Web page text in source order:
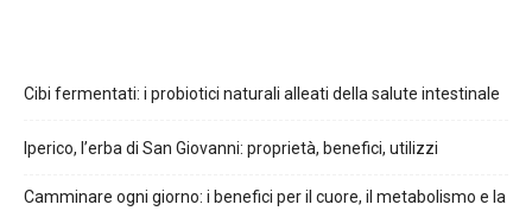
Cibi fermentati: i probiotici naturali alleati della salute intestinale
Iperico, l’erba di San Giovanni: proprietà, benefici, utilizzi
Camminare ogni giorno: i benefici per il cuore, il metabolismo e la